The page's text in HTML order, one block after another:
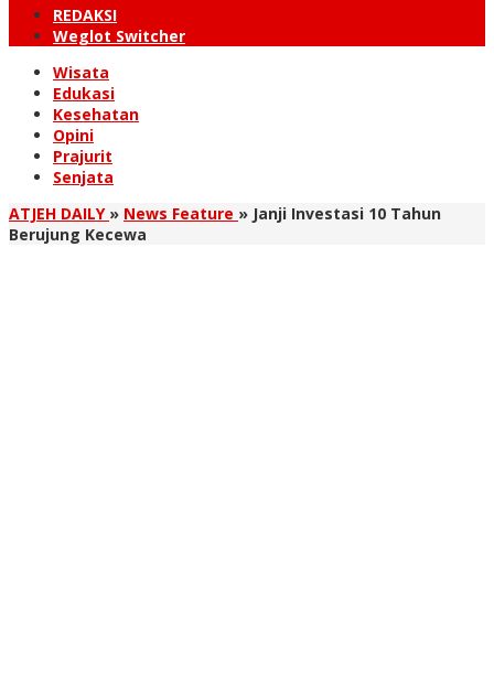
REDAKSI
Weglot Switcher
Wisata
Edukasi
Kesehatan
Opini
Prajurit
Senjata
ATJEH DAILY » News Feature » Janji Investasi 10 Tahun
Berujung Kecewa